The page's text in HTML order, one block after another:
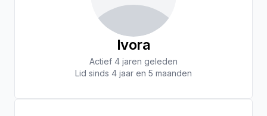
Ivora
Actief 4 jaren geleden
Lid sinds 4 jaar en 5 maanden